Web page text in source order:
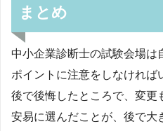
まとめ
中小企業診断士の試験会場は
ポイントに注意をしなければ
後で後悔したところで、変更
安易に選んだことが、後で大